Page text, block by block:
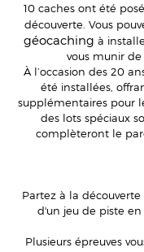
10 caches ont été
découverte. Vous
géocaching à
vous munir
À l’occasion des 20
été installées,
supplémentaires pour
des lots spéciaux
complèteront le
Partez à la
d'un jeu de piste
Plusieurs épreuves